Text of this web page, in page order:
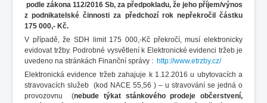
podle zákona 112/2016 Sb, za předpokladu, že jeho příjem/výnos
z podnikatelské činnosti za předchozí rok nepřekročil částku
175 000,- Kč.
V případě, že SDH limit 175 000,-Kč překročí, musí elektronicky
evidovat tržby. Podrobné vysvětlení k Elektronické evidenci tržeb je
uvedeno na stránkách Finanční správy : http://www.etrzby.cz/
Elektronická evidence tržeb zahajuje k 1.12.2016 u ubytovacích a
stravovacích služeb (kod NACE 55,56 ) – u stravování se jedná o
provozovnu (nebude týkat stánkového prodeje občerstvení,